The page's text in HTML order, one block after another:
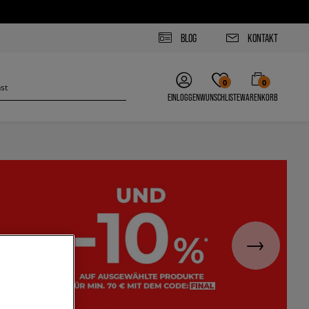
BLOG KONTAKT
EINLOGGEN
0
WUNSCHLISTE
0
WARENKORB